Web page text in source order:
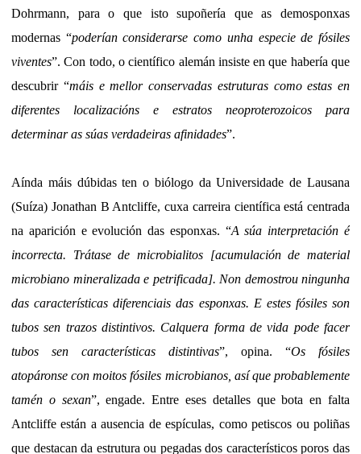
Dohrmann, para o que isto supoñería que as demosponxas
modernas “poderían considerarse como unha especie de fósiles
viventes”. Con todo, o científico alemán insiste en que habería que
descubrir “máis e mellor conservadas estruturas como estas en
diferentes localizacións e estratos neoproterozoicos para
determinar as súas verdadeiras afinidades”.
Aínda máis dúbidas ten o biólogo da Universidade de Lausana
(Suíza) Jonathan B Antcliffe, cuxa carreira científica está centrada
na aparición e evolución das esponxas. “A súa interpretación é
incorrecta. Trátase de microbialitos [acumulación de material
microbiano mineralizada e petrificada]. Non demostrou ningunha
das características diferenciais das esponxas. E estes fósiles son
tubos sen trazos distintivos. Calquera forma de vida pode facer
tubos sen características distintivas”, opina. “Os fósiles
atopáronse con moitos fósiles microbianos, así que probablemente
tamén o sexan”, engade. Entre eses detalles que bota en falta
Antcliffe están a ausencia de espículas, como petiscos ou poliñas
que destacan da estrutura ou pegadas dos característicos poros das